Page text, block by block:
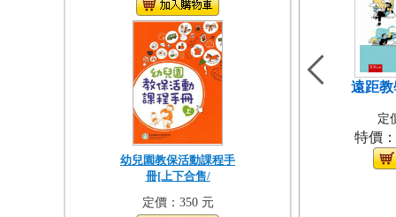
幼兒園教保活動課程手
冊[上下合售/
定價：350 元
遠距
定
特價：